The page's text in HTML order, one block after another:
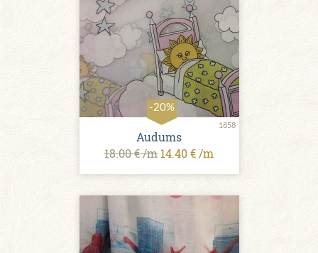
-20%
1858
Audums
18.00 € /m 14.40 € /m